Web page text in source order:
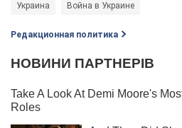
Украина Война в Украине
Редакционная политика